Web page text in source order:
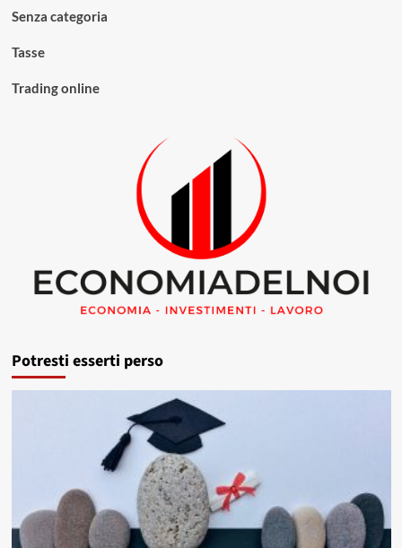
Senza categoria
Tasse
Trading online
Potresti esserti perso